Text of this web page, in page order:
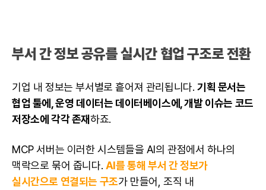
부서 간 정보 공유를 실시간 협업 구조로 전환
기업 내 정보는 부서별로 흩어져 관리됩니다. 기획 문서는
협업 툴에, 운영 데이터는 데이터베이스에, 개발 이슈는 코드
저장소에 각각 존재하죠.
MCP 서버는 이러한 시스템들을 AI의 관점에서 하나의
맥락으로 묶어 줍니다. AI를 통해 부서 간 정보가
실시간으로 연결되는 구조가 만들어, 조직 내